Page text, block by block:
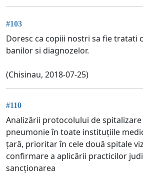
#103
Doresc ca copiii nostri sa fie tratati
banilor si diagnozelor.
(Chisinau, 2018-07-25)
#110
Analizării protocolului de
pneumonie în toate instituțiile
țară, prioritar în cele două spitale
confirmare a aplicării practicilor
sancționarea